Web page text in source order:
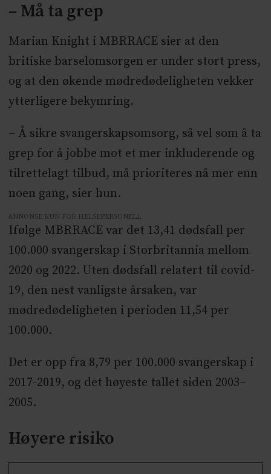
– Må ta grep
Marian Knight i MBRRACE sier at den
britiske barselomsorgen er under stort press,
og at den økende mødredødeligheten vekker
ytterligere bekymring.
– Å sikre svangerskapsomsorg, så vel som å ta
grep for å jobbe mot et mer inkluderende og
tilrettelagt tilbud, må prioriteres nå mer enn
noen gang, sier hun.
ANNONSE KUN FOR HELSEPERSONELL
Ifølge MBRRACE var det 13,41 dødsfall per
100.000 svangerskap i Storbritannia mellom
2020 og 2022. Uten dødsfall relatert til covid-
19, den nest vanligste årsaken, var
mødredødeligheten i perioden 11,54 per
100.000.
Det er opp fra 8,79 per 100.000 svangerskap i
2017-2019, og det høyeste tallet siden 2003–
2005.
Høyere risiko